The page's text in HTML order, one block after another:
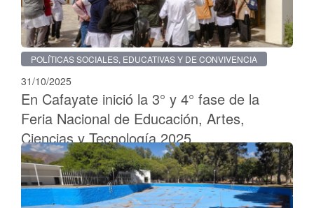
POLÍTICAS SOCIALES, EDUCATIVAS Y DE CONVIVENCIA
31/10/2025
En Cafayate inició la 3° y 4° fase de la
Feria Nacional de Educación, Artes,
Ciencias y Tecnología 2025